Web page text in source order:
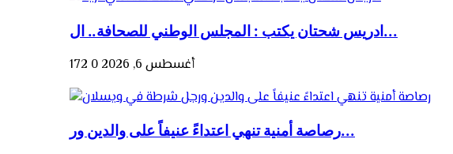
ادريس شحتان يكتب : المجلس الوطني للصحافة.. ال...
أغسطس 6, 2026 0
172
رصاصة أمنية تنهي اعتداءً عنيفاً على والدين ور...